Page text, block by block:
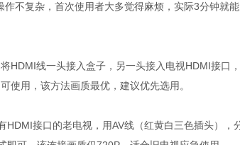
作不复杂，首次使用者大多觉得麻烦，实际3分钟就
HDMI线一头接入盒子，另一头接入电视HDMI接口
使用，该方法画质最优，建议优先选用。
HDMI接口的老电视，用AV线（红黄白三色插头），